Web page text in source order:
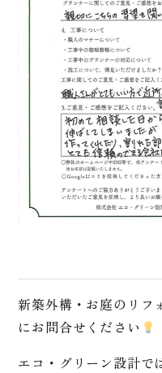
新築外構・お庭のリフ
にお問合せください
エコ・グリーン設計で